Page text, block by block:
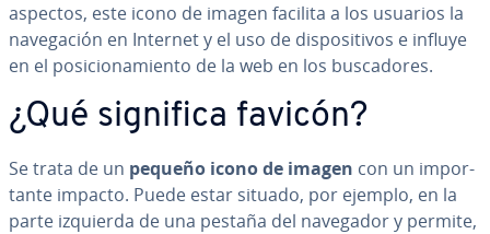
aspectos, este icono de imagen facilita a los usuarios la
na­ve­ga­ción en Internet y el uso de di­s­po­si­ti­vos e influye
en el po­si­cio­na­mie­n­to de la web en los bu­s­ca­do­res.
¿Qué significa favicón?
Se trata de un pequeño icono de imagen con un im­po­r­
ta­n­te impacto. Puede estar situado, por ejemplo, en la
parte izquierda de una pestaña del navegador y permite,